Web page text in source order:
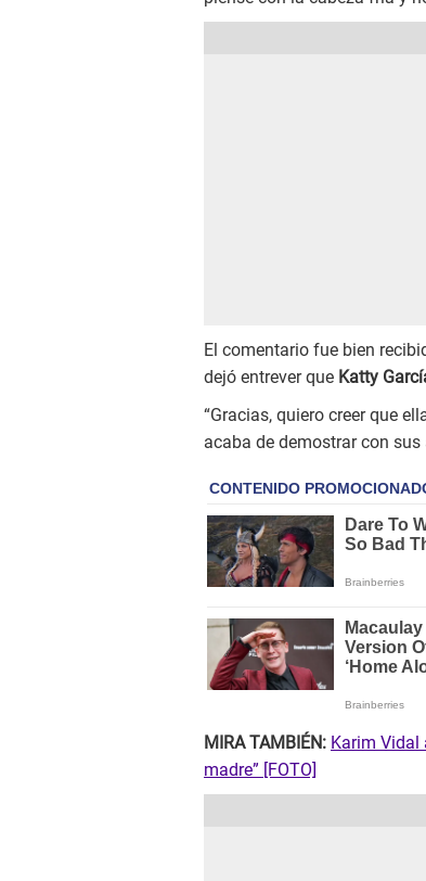
El comentario fue bien
dejó entrever que Katty
“Gracias, quiero creer que
acaba de demostrar con sus
MIRA TAMBIÉN: Karim Vidal
madre” [FOTO]